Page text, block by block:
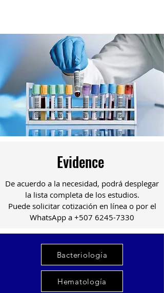
Evidence
De acuerdo a la necesidad, podrá desplegar
la lista completa de los estudios.
Puede solicitar cotización en línea o por el
WhatsApp a +507 6245-7330
Bacteriología
Hematología